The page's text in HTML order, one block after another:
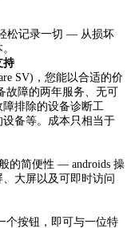
松记录一切 — 从损坏
持
SV)，您能以合适的价
障的两年服务、无可
障排除的设备诊断工
备等。成本只相当于
的简便性 — androids 操
、大屏以及可即时访问
按钮，即可与一位特